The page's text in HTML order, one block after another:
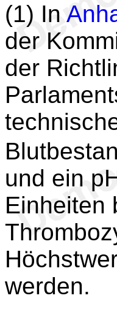
(1) In
der
der
und ein
Einheiten
werden.